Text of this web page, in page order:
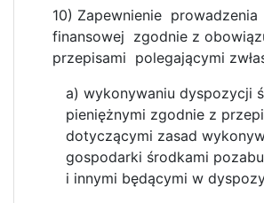
10) Zapewnienie
finansowej zgodnie z
przepisami polegającymi
a) wykonywaniu dyspozycji
pieniężnymi zgodnie z
dotyczącymi zasad
gospodarki środkami
i innymi będącymi w